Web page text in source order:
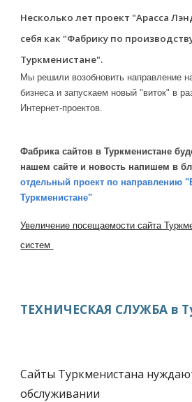
Несколько лет проект "Арасса
себя как "Фабрику по
Туркменистане".
Мы решили возобновить направление
бизнеса и запускаем новый "виток" в
Интернет-проектов.
Фабрика сайтов в Туркменистане
нашем сайте и новость напишем в
отдельный проект по направлению
Туркменистане"
Увеличение посещаемости сайта
систем
ТЕХНИЧЕСКАЯ СЛУЖБА в
Сайты Туркменистана
обслуживании